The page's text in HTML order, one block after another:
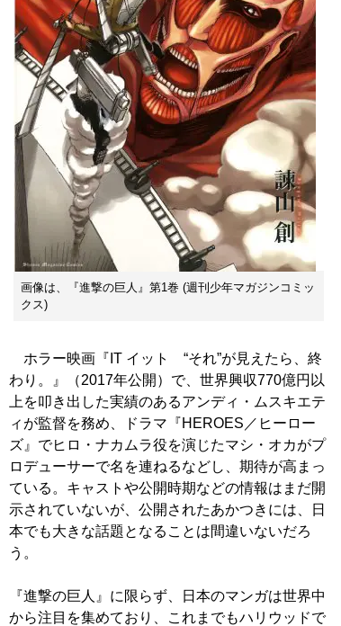
画像は、『進撃の巨人』第1巻 (週刊少年マガジンコミッ
クス)
ホラー映画『IT イット “それ”が見えたら、終
わり。』（2017年公開）で、世界興収770億円以
上を叩き出した実績のあるアンディ・ムスキエテ
ィが監督を務め、ドラマ『HEROES／ヒーロー
ズ』でヒロ・ナカムラ役を演じたマシ・オカがプ
ロデューサーで名を連ねるなどし、期待が高まっ
ている。キャストや公開時期などの情報はまだ開
示されていないが、公開されたあかつきには、日
本でも大きな話題となることは間違いないだろ
う。
『進撃の巨人』に限らず、日本のマンガは世界中
から注目を集めており、これまでもハリウッドで